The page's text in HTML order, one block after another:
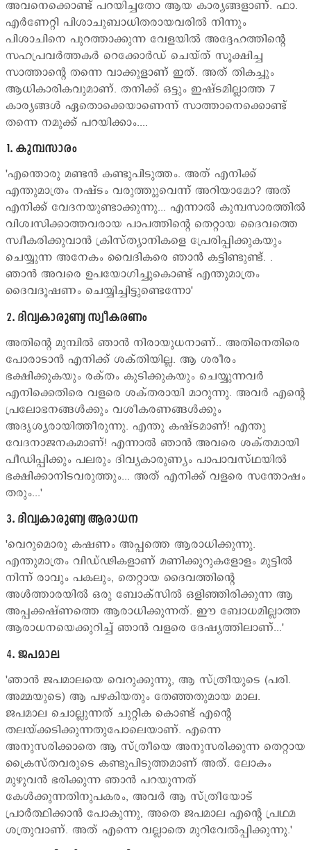
അവനെക്കൊണ്ട് പറയിച്ചതോ ആയ കാര്യങ്ങളാണ്. ഫാ.
എര്‍ണേറ്റി പിശാചുബാധിതരായവരില്‍ നിന്നും
പിശാചിനെ പുറത്താക്കുന്ന വേളയില്‍ അദ്ദേഹത്തിന്‍റെ
സഹപ്രവര്‍ത്തകര്‍ റെക്കോര്‍ഡ് ചെയ്ത് സൂക്ഷിച്ച
സാത്താന്‍റെ തന്നെ വാക്കുളാണ് ഇത്. അത് തികച്ചും
ആധികാരികവുമാണ്. തനിക്ക് ഒട്ടും ഇഷ്ടമില്ലാത്ത 7
കാര്യങ്ങള്‍ ഏതൊക്കെയാണെന്ന് സാത്താനെക്കൊണ്ട്
തന്നെ നമുക്ക് പറയിക്കാം....
1. കുമ്പസാരം
'എന്തൊരു മണ്ടന്‍ കണ്ടുപിടുത്തം. അത് എനിക്ക്
എന്തുമാത്രം നഷ്ടം വരുത്തുുവെന്ന് അറിയാമോ? അത്
എനിക്ക് വേദനയുണ്ടാക്കുന്നു... എന്നാല്‍ കുമ്പസാരത്തില്‍
വിശ്വസിക്കാത്തവരായ പാപത്തിന്‍റെ തെറ്റായ ദൈവത്തെ
സ്വീകരിക്കുവാന്‍ ക്രിസ്ത്യാനികളെ പ്രേരിപ്പിക്കുകയും
ചെയ്യുന്ന അനേകം വൈദികരെ ഞാന്‍ കട്ടിണ്ടുണ്ട്. .
ഞാന്‍ അവരെ ഉപയോഗിച്ചുകൊണ്ട് എന്തുമാത്രം
ദൈവദൂഷണം ചെയ്യിച്ചിട്ടുണ്ടെന്നോ'
2. ദിവ്യകാരുണ്യ സ്വീകരണം
അതിന്‍റെ മുമ്പില്‍ ഞാന്‍ നിരായുധനാണ്.. അതിനെതിരെ
പോരാടാന്‍ എനിക്ക് ശക്തിയില്ല. ആ ശരീരം
ഭക്ഷിക്കുകയും രക്തം കുടിക്കുകയും ചെയ്യുന്നവര്‍
എനിക്കെതിരെ വളരെ ശക്തരായി മാറുന്നു. അവര്‍ എന്‍റെ
പ്രലോഭനങ്ങള്‍ക്കും വശീകരണങ്ങള്‍ക്കും
അദൃശ്യരായിത്തീരുന്നു. എന്തു കഷ്ടമാണ്! എന്തു
വേദനാജനകമാണ്! എന്നാല്‍ ഞാന്‍ അവരെ ശക്തമായി
പീഡിപ്പിക്കും പലരും ദിവ്യകാരുണ്യം പാപാവസ്ഥയില്‍
ഭക്ഷിക്കാനിടവരുത്തും... അത് എനിക്ക് വളരെ സന്തോഷം
തരും...'
3. ദിവ്യകാരുണ്യ ആരാധന
'വെറുമൊരു കഷണം അപ്പത്തെ ആരാധിക്കുന്നു.
എന്തുമാത്രം വിഡ്ഢികളാണ് മണിക്കൂറുകളോളം മുട്ടില്‍
നിന്ന് രാവും പകലും, തെറ്റായ ദൈവത്തിന്‍റെ
അള്‍ത്താരയില്‍ ഒരു ബോക്സില്‍ ഒളിഞ്ഞിരിക്കുന്ന ആ
അപ്പക്കഷ്ണത്തെ ആരാധിക്കുന്നത്. ഈ ബോധമില്ലാത്ത
ആരാധനയെക്കുറിച്ച് ഞാന്‍ വളരെ ദേഷ്യത്തിലാണ്...'
4. ജപമാല
'ഞാന്‍ ജപമാലയെ വെറുക്കുന്നു, ആ സ്ത്രീയുടെ (പരി.
അമ്മയുടെ) ആ പഴകിയതും തേഞ്ഞതുമായ മാല.
ജപമാല ചൊല്ലുന്നത് ചുറ്റിക കൊണ്ട് എന്‍റെ
തലയ്ക്കടിക്കുന്നതുപോലെയാണ്. എന്നെ
അനുസരിക്കാതെ ആ സ്ത്രീയെ അനുസരിക്കുന്ന തെറ്റായ
ക്രൈസ്തവരുടെ കണ്ടുപിടുത്തമാണ് അത്. ലോകം
മുഴുവന്‍ ഭരിക്കുന്ന ഞാന്‍ പറയുന്നത്
കേള്‍ക്കുന്നതിനുപകരം, അവര്‍ ആ സ്ത്രീയോട്
പ്രാര്‍ത്ഥിക്കാന്‍ പോകുന്നു, അതെ ജപമാല എന്‍റെ പ്രഥമ
ശത്രുവാണ്. അത് എന്നെ വല്ലാതെ മുറിവേല്‍പ്പിക്കുന്നു.'